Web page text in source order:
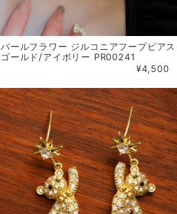
パールフラワー ジルコニアフープピアス
ゴールド/アイボリー PR00241
¥4,500